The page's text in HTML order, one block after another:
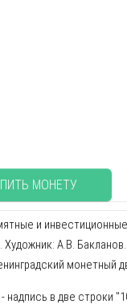
МОНЕТУ
и
Художник: А.В.
монетный
надпись в две строки